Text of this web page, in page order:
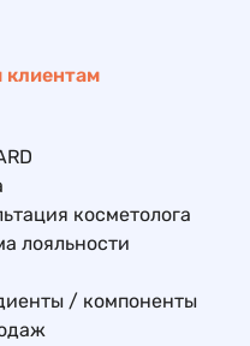
косметолога
лояльности
/ компоненты